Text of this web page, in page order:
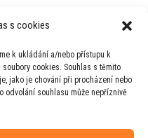
s cookies
k ukládání a/nebo přístupu k
cookies. Souhlas s těmito
jako je chování při procházení nebo
odvolání souhlasu může nepříznivě
ve spolupráci s